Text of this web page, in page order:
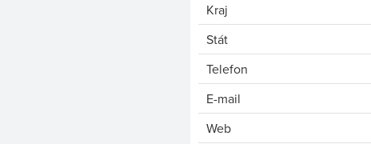
Kraj
Stát
Telefon
E-mail
Web